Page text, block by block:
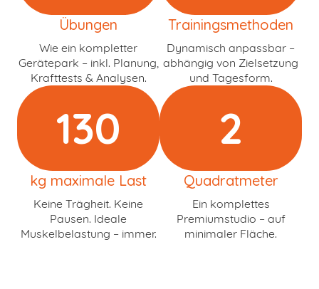
Übungen
Wie ein kompletter
Gerätepark – inkl. Planung,
Krafttests & Analysen.
Trainingsmethoden
Dynamisch anpassbar –
abhängig von Zielsetzung
und Tagesform.
130
kg maximale Last
Keine Trägheit. Keine
Pausen. Ideale
Muskelbelastung – immer.
2
Quadratmeter
Ein komplettes
Premiumstudio – auf
minimaler Fläche.